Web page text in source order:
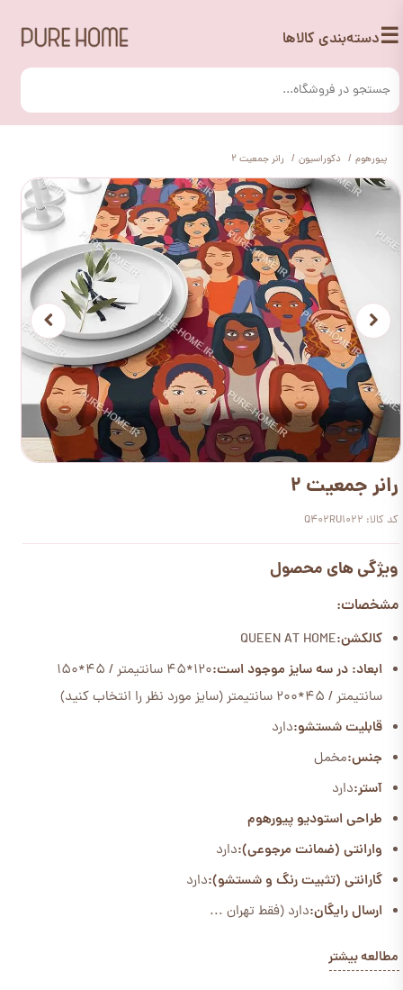
☰دسته‌بندی کالاها
پیورهوم دکوراسیون رانر جمعیت 2
رانر جمعیت 2
کد کالا: Q402RU1022
ویژگی های محصول
مشخصات:
کالکشن:QUEEN AT HOME
ابعاد: در سه سایز موجود است:
120*45 سانتیمتر / 45*150
سانتیمتر / 45*200 سانتیمتر (سایز مورد نظر را انتخاب کنید)
قابلیت شستشو:دارد
جنس:مخمل
آستر:دارد
طراحی استودیو پیورهوم
وارانتی (ضمانت مرجوعی):دارد
گارانتی (تثبیت رنگ و شستشو):دارد
ارسال رایگان:دارد (فقط تهران ...
مطالعه بیشتر